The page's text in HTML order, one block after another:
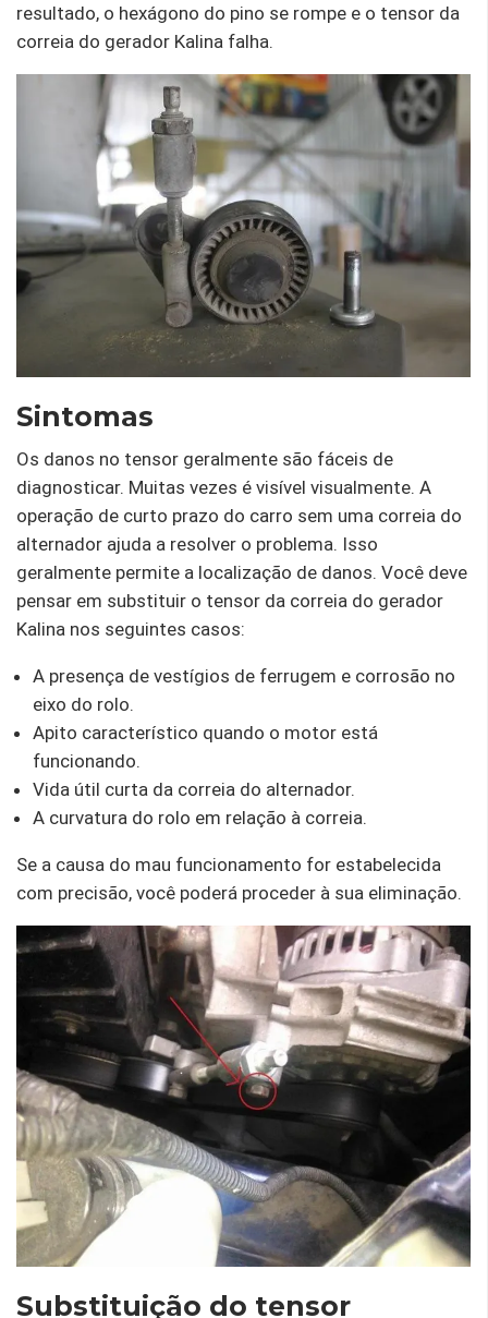
resultado, o hexágono do pino se rompe e o tensor da
correia do gerador Kalina falha.
Sintomas
Os danos no tensor geralmente são fáceis de
diagnosticar. Muitas vezes é visível visualmente. A
operação de curto prazo do carro sem uma correia do
alternador ajuda a resolver o problema. Isso
geralmente permite a localização de danos. Você deve
pensar em substituir o tensor da correia do gerador
Kalina nos seguintes casos:
A presença de vestígios de ferrugem e corrosão no
eixo do rolo.
Apito característico quando o motor está
funcionando.
Vida útil curta da correia do alternador.
A curvatura do rolo em relação à correia.
Se a causa do mau funcionamento for estabelecida
com precisão, você poderá proceder à sua eliminação.
Substituição do tensor